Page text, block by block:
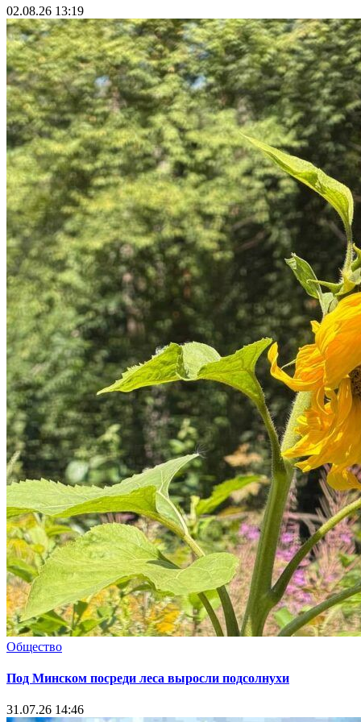
02.08.26 13:19
Общество
Под Минском посреди леса выросли подсолнухи
31.07.26 14:46